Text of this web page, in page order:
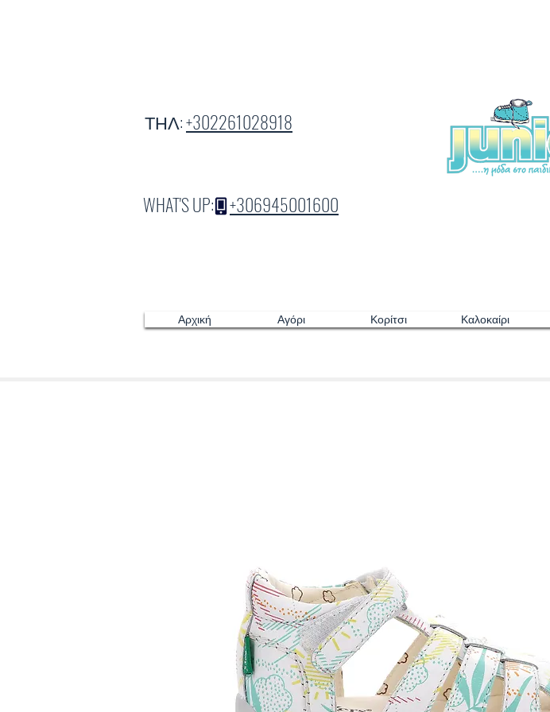
ΤΗΛ:+302261028918
WHAT'S UP:+306945001600
Αρχική Αγόρι Κορίτσι Καλοκαίρι